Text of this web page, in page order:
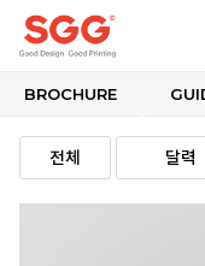
BROCHURE
전체 달력